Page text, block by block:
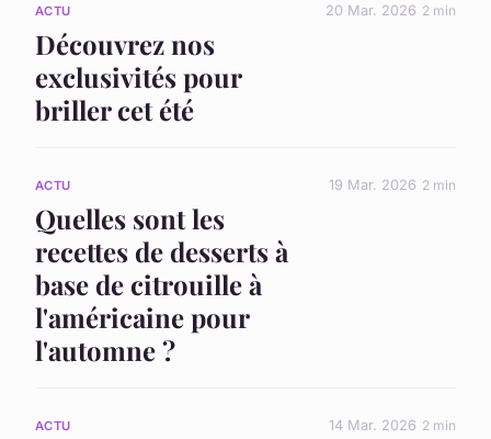
ACTU
Découvrez nos
exclusivités pour
briller cet été
20 Mar. 2026 2 min
ACTU
Quelles sont les
recettes de desserts à
base de citrouille à
l'américaine pour
l'automne ?
19 Mar. 2026 2 min
ACTU 14 Mar. 2026 2 min